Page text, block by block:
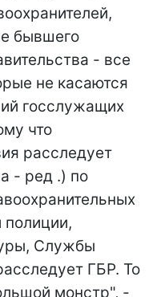
бывшего
- все
не касаются
госслужащих
что
расследует
- ред .) по
полиции,
Службы
ГБР. То
монстр", -